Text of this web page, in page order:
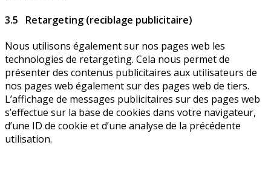
3.5 Retargeting (reciblage publicitaire)
Nous utilisons également sur nos pages web les
technologies de retargeting. Cela nous permet de
présenter des contenus publicitaires aux utilisateurs de
nos pages web également sur des pages web de tiers.
L’affichage de messages publicitaires sur des pages web
s’effectue sur la base de cookies dans votre navigateur,
d’une ID de cookie et d’une analyse de la précédente
utilisation.